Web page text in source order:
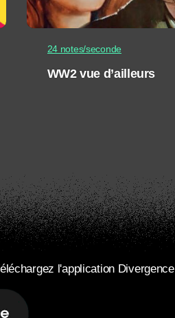
24 notes/seconde
WW2 vue d’ailleurs
l'application Divergence